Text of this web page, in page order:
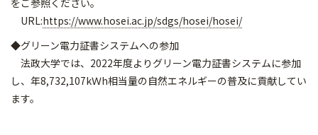
をご参照ください。
URL:https://www.hosei.ac.jp/sdgs/hosei/hosei/
◆グリーン電力証書システムへの参加
法政大学では、2022年度よりグリーン電力証書システムに参加
し、年8,732,107kＷh相当量の自然エネルギーの普及に貢献してい
ます。